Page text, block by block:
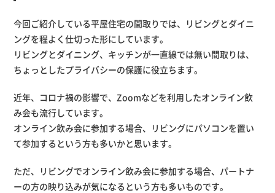
今回ご紹介している平屋住宅の間取りでは、リビングとダイニ
ングを程よく仕切った形にしています。
リビングとダイニング、キッチンが一直線では無い間取りは、
ちょっとしたプライバシーの保護に役立ちます。
近年、コロナ禍の影響で、Zoomなどを利用したオンライン飲
み会も流行しています。
オンライン飲み会に参加する場合、リビングにパソコンを置い
て参加するという方も多いかと思います。
ただ、リビングでオンライン飲み会に参加する場合、パートナ
ーの方の映り込みが気になるという方も多いものです。